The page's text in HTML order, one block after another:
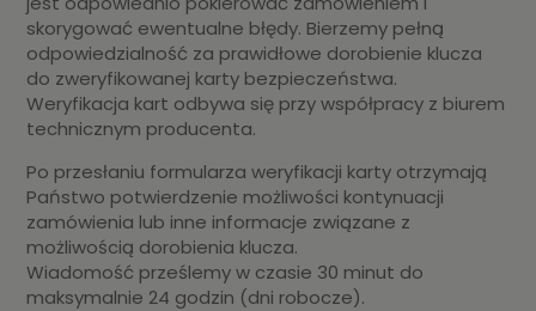
skorygować ewentualne błędy. Bierzemy pełną
odpowiedzialność za prawidłowe dorobienie klucza
do zweryfikowanej karty bezpieczeństwa.
Weryfikacja kart odbywa się przy współpracy z biurem
technicznym producenta.
Po przesłaniu formularza weryfikacji karty otrzymają
Państwo potwierdzenie możliwości kontynuacji
zamówienia lub inne informacje związane z
możliwością dorobienia klucza.
Wiadomość prześlemy w czasie 30 minut do
maksymalnie 24 godzin (dni robocze).